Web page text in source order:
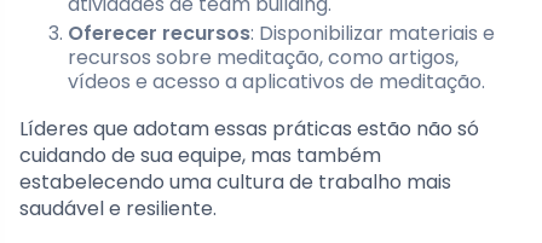
Oferecer recursos: Disponibilizar materiais e
recursos sobre meditação, como artigos,
vídeos e acesso a aplicativos de meditação.
Líderes que adotam essas práticas estão não só
cuidando de sua equipe, mas também
estabelecendo uma cultura de trabalho mais
saudável e resiliente.